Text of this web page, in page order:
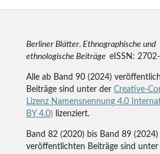
Berliner Blätter.Ethnographische und
ethnologische Beiträge eISSN:
Alle ab Band 90 (2024)
Beiträge sind unter der Creative-
Lizenz Namensnennung 4.0
BY 4.0) lizenziert.
Band 82 (2020) bis Band 89 (2024)
veröffentlichten Beiträge sind unter